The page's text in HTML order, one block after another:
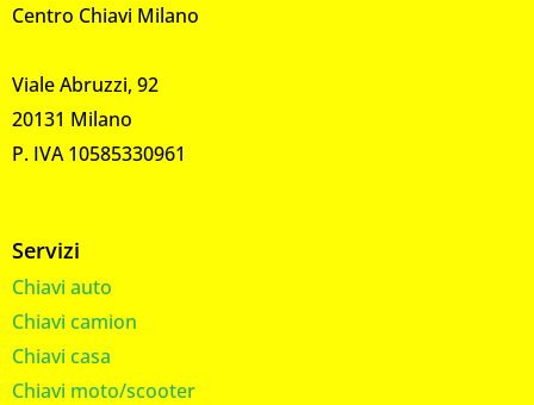
Centro Chiavi Milano
Viale Abruzzi, 92
20131 Milano
P. IVA 10585330961
Servizi
Chiavi auto
Chiavi camion
Chiavi casa
Chiavi moto/scooter